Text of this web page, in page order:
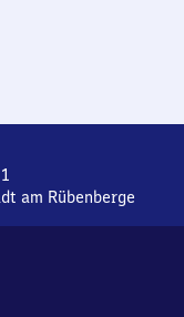
am Rübenberge